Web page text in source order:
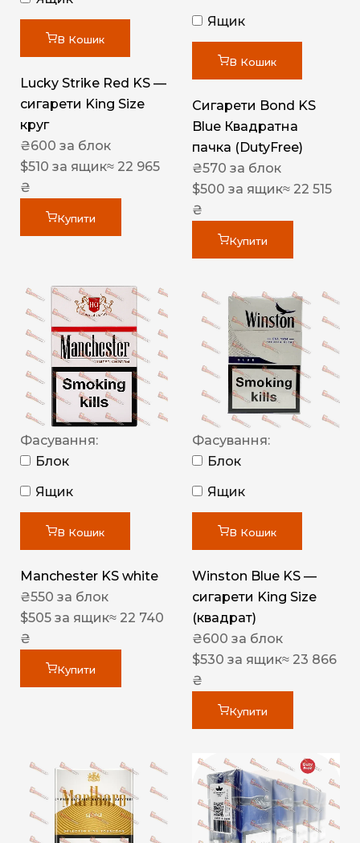
В Кошик
Lucky Strike Red KS —
сигарети King Size
круг
₴600 за блок
$510 за ящик≈ 22 965
₴
Купити
Ящик
В Кошик
Сигарети Bond KS
Blue Квадратна
пачка (DutyFree)
₴570 за блок
$500 за ящик≈ 22 515
₴
Купити
Фасування:
Блок
Ящик
В Кошик
Manchester KS white
₴550 за блок
$505 за ящик≈ 22 740
₴
Купити
Фасування:
Блок
Ящик
В Кошик
Winston Blue KS —
сигарети King Size
(квадрат)
₴600 за блок
$530 за ящик≈ 23 866
₴
Купити